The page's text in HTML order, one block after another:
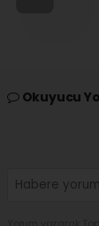
Okuyucu